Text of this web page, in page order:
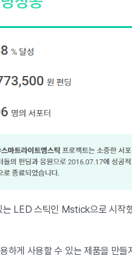
는 LED 스틱인 Mstick으로 시작
하게 사용할 수 있는 제품을 만들